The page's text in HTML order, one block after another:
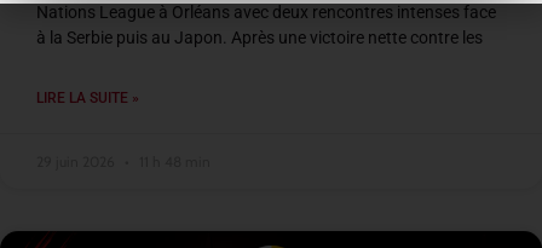
Nations League à Orléans avec deux rencontres intenses face
à la Serbie puis au Japon. Après une victoire nette contre les
LIRE LA SUITE »